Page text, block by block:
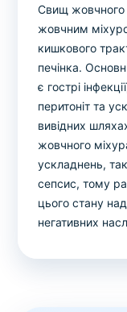
Свищ жовчного
жовчним
кишкового
печінка.
є гострі
перитоніт та
вивідних
жовчного
ускладнень,
сепсис, тому
цього стану
негативних